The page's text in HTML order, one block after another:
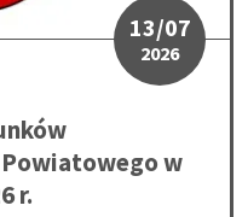
13/07
2026
w
r.